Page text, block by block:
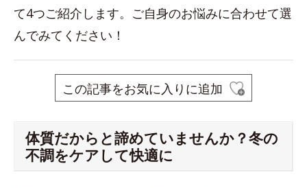
て4つご紹介します。ご自身のお悩みに合わせて選
んでみてください！
この記事をお気に入りに追加
体質だからと諦めていませんか？冬の
不調をケアして快適に